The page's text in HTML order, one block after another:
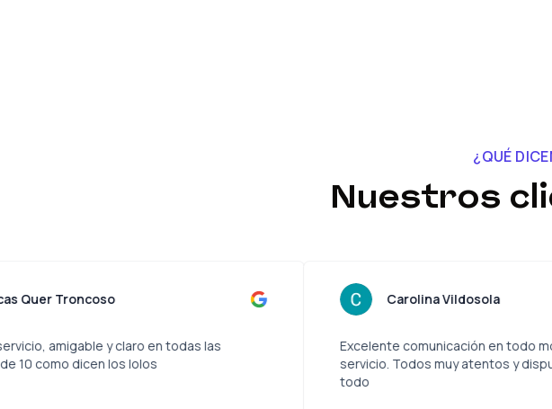
¿QUÉ
Nuestros
Muy buen servicio, amigable y claro en todas las
etapas. 10 de 10 como dicen los lolos
Lucas Quer Troncoso
Excelente
servicio. Todos
Carolina